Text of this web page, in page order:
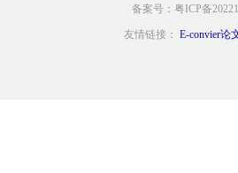
备案号：粤ICP备
友情链接： E-convier论